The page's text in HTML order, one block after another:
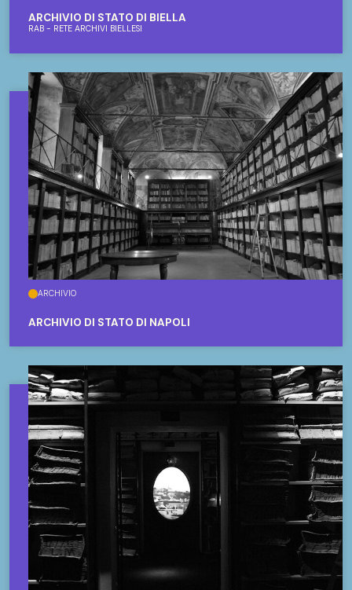
ARCHIVIO DI STATO DI BIELLA
RAB - RETE ARCHIVI BIELLESI
ARCHIVIO
ARCHIVIO DI STATO DI NAPOLI